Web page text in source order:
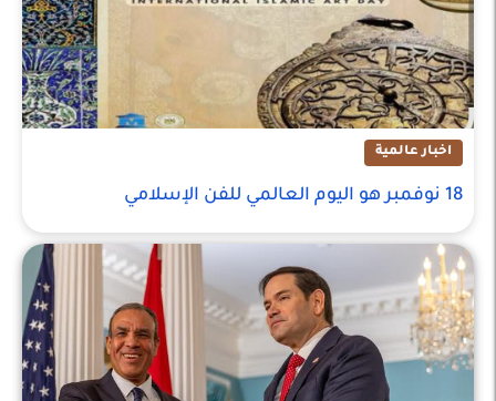
اخبار عالمية
18 نوفمبر هو اليوم العالمي للفن الإسلامي